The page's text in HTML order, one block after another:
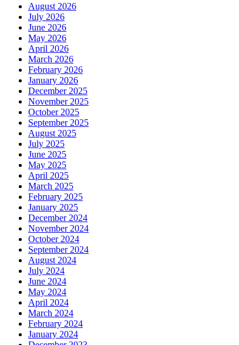
August 2026
July 2026
June 2026
May 2026
April 2026
March 2026
February 2026
January 2026
December 2025
November 2025
October 2025
September 2025
August 2025
July 2025
June 2025
May 2025
April 2025
March 2025
February 2025
January 2025
December 2024
November 2024
October 2024
September 2024
August 2024
July 2024
June 2024
May 2024
April 2024
March 2024
February 2024
January 2024